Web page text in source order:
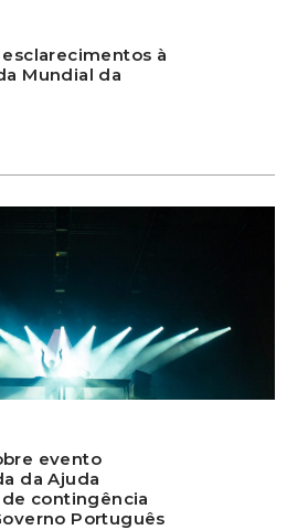
à
Mundial da
evento
da Ajuda
contingência
Português